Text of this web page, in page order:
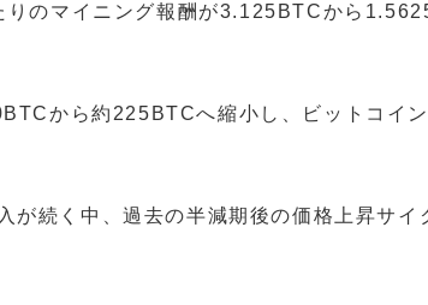
りのマイニング報酬が3.125BTCから
から約225BTCへ縮小し、ビットコイ
が続く中、過去の半減期後の価格上昇サイ